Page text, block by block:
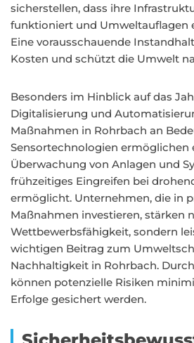
sicherstellen, dass ihre
funktioniert und Umweltauflagen
Eine vorausschauende
Kosten und schützt die Umwelt
Besonders im Hinblick auf das
Digitalisierung und
Maßnahmen in Rohrbach an
Sensortechnologien ermöglichen
Überwachung von Anlagen und
frühzeitiges Eingreifen bei
ermöglicht. Unternehmen, die in
Maßnahmen investieren, stärken
Wettbewerbsfähigkeit, sondern
wichtigen Beitrag zum
Nachhaltigkeit in Rohrbach.
können potenzielle Risiken
Erfolge gesichert werden.